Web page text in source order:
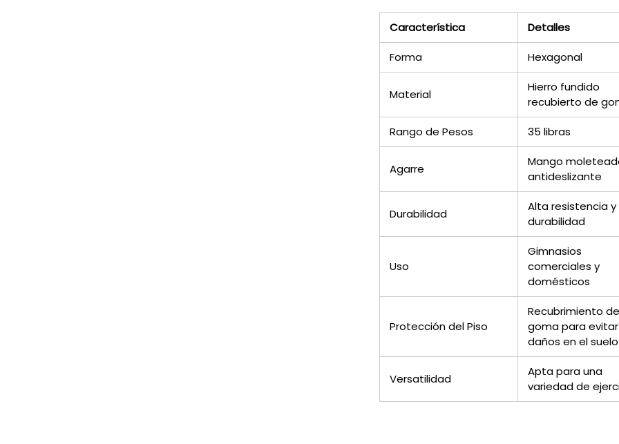
Característica Detalles
Forma Hexagonal
Material
Hierro fundido
recubierto de
Rango de Pesos 35 libras
Agarre
Mango
antideslizante
Durabilidad
Alta resistencia y
durabilidad
Uso
Gimnasios
comerciales y
domésticos
Protección del Piso
Recubrimiento de
goma para evitar
daños en el suelo
Versatilidad
Apta para una
variedad de